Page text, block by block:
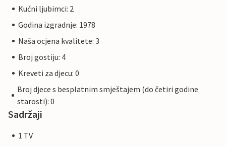
Kućni ljubimci: 2
Godina izgradnje: 1978
Naša ocjena kvalitete: 3
Broj gostiju: 4
Kreveti za djecu: 0
Broj djece s besplatnim smještajem (do četiri godine
starosti): 0
Sadržaji
1 TV